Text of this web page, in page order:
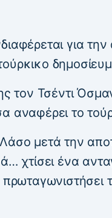
για
τον Τσέντι
το
μετά την
χτίσει ένα